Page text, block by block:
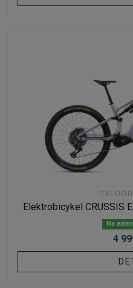
Elektrobicykel CRUSSIS
Na
4